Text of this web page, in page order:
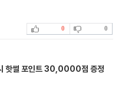
0 0
핫썰 포인트 30,0000점 증정